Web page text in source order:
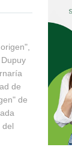
de
de
del